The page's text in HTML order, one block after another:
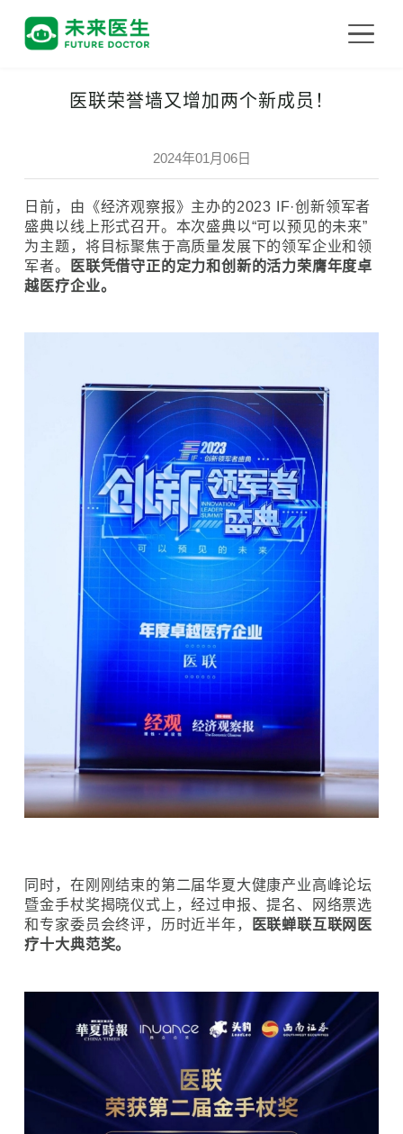
医联荣誉墙又增加两个新成员！
2024年01月06日
日前，由《经济观察报》主办的2023 IF·创新领军者
盛典以线上形式召开。本次盛典以“可以预见的未来”
为主题，将目标聚焦于高质量发展下的领军企业和领
军者。
医联凭借守正的定力和创新的活力荣膺年度卓
越医疗企业。
同时，在刚刚结束的第二届华夏大健康产业高峰论坛
暨金手杖奖揭晓仪式上，经过申报、提名、网络票选
和专家委员会终评，历时近半年，
医联蝉联互联网医
疗十大典范奖。